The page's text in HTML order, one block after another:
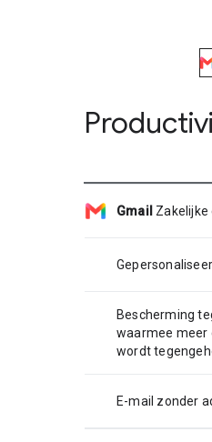
Gmail Zakelijke
Bescherming
waarmee meer
wordt
E-mail zonder